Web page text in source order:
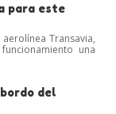
para este
Transavia,
una
del